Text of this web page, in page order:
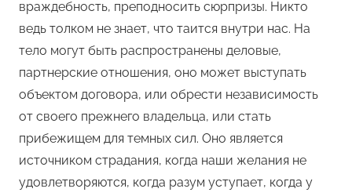
враждебность, преподносить сюрпризы. Никто
ведь толком не знает, что таится внутри нас. На
тело могут быть распространены деловые,
партнерские отношения, оно может выступать
объектом договора, или обрести независимость
от своего прежнего владельца, или стать
прибежищем для темных сил. Оно является
источником страдания, когда наши желания не
удовлетворяются, когда разум уступает, когда у